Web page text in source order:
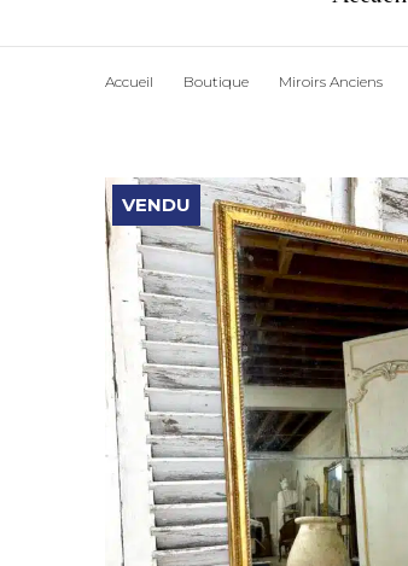
Accueil Boutique Miroirs Anciens
VENDU